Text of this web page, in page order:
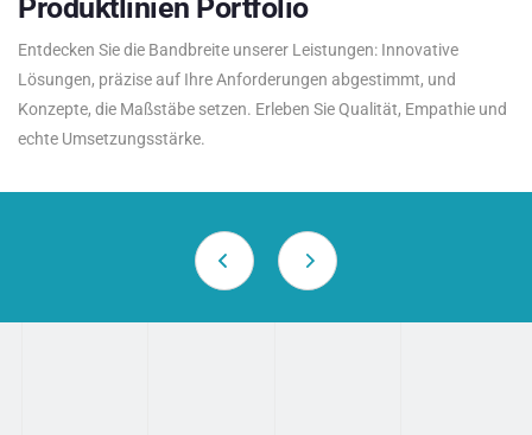
Produktlinien Portfolio
Entdecken Sie die Bandbreite unserer Leistungen: Innovative
Lösungen, präzise auf Ihre Anforderungen abgestimmt, und
Konzepte, die Maßstäbe setzen. Erleben Sie Qualität, Empathie und
echte Umsetzungsstärke.